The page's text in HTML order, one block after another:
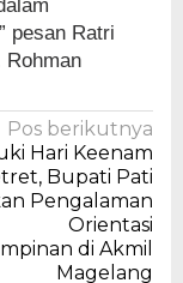
pesan Ratri
Rohman
Pos berikutnya
Hari Keenam
Bupati Pati
Pengalaman
Orientasi
di Akmil
Magelang